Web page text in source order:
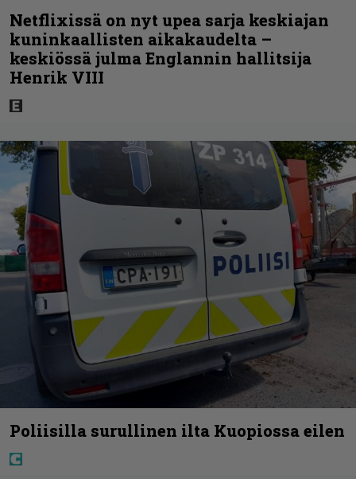
Netflixissä on nyt upea sarja keskiajan
kuninkaallisten aikakaudelta –
keskiössä julma Englannin hallitsija
Henrik VIII
Poliisilla surullinen ilta Kuopiossa eilen